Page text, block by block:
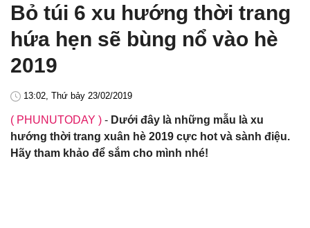
Bỏ túi 6 xu hướng thời trang
hứa hẹn sẽ bùng nổ vào hè
2019
13:02, Thứ bảy 23/02/2019
( PHUNUTODAY ) - Dưới đây là những mẫu là xu
hướng thời trang xuân hè 2019 cực hot và sành điệu.
Hãy tham khảo để sắm cho mình nhé!